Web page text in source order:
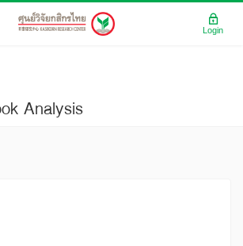
Analysis
Login